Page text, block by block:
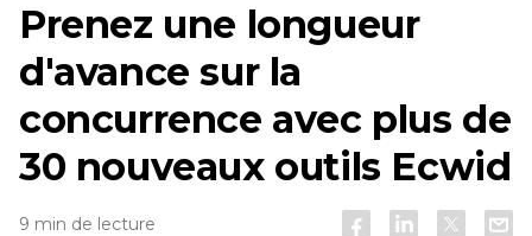
Prenez une longueur
d'avance sur la
concurrence avec plus de
30 nouveaux outils Ecwid
9 min de lecture